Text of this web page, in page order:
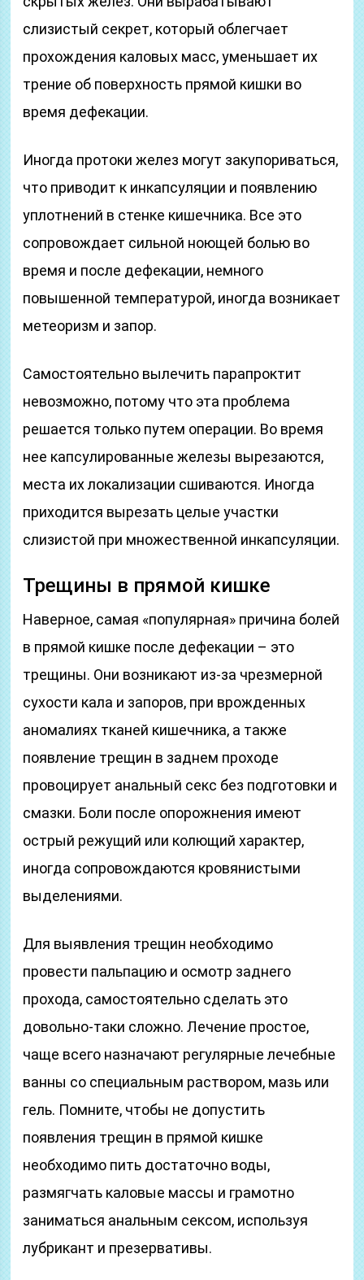
слизистый секрет, который облегчает
прохождения каловых масс, уменьшает их
трение об поверхность прямой кишки во
время дефекации.
Иногда протоки желез могут закупориваться,
что приводит к инкапсуляции и появлению
уплотнений в стенке кишечника. Все это
сопровождает сильной ноющей болью во
время и после дефекации, немного
повышенной температурой, иногда возникает
метеоризм и запор.
Самостоятельно вылечить парапроктит
невозможно, потому что эта проблема
решается только путем операции. Во время
нее капсулированные железы вырезаются,
места их локализации сшиваются. Иногда
приходится вырезать целые участки
слизистой при множественной инкапсуляции.
Трещины в прямой кишке
Наверное, самая «популярная» причина болей
в прямой кишке после дефекации – это
трещины. Они возникают из-за чрезмерной
сухости кала и запоров, при врожденных
аномалиях тканей кишечника, а также
появление трещин в заднем проходе
провоцирует анальный секс без подготовки и
смазки. Боли после опорожнения имеют
острый режущий или колющий характер,
иногда сопровождаются кровянистыми
выделениями.
Для выявления трещин необходимо
провести пальпацию и осмотр заднего
прохода, самостоятельно сделать это
довольно-таки сложно. Лечение простое,
чаще всего назначают регулярные лечебные
ванны со специальным раствором, мазь или
гель. Помните, чтобы не допустить
появления трещин в прямой кишке
необходимо пить достаточно воды,
размягчать каловые массы и грамотно
заниматься анальным сексом, используя
лубрикант и презервативы.